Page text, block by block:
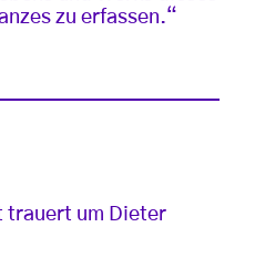
zu erfassen.“
trauert um Dieter